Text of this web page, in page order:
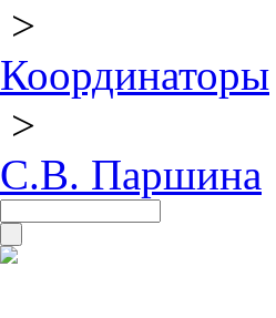
>
Координаторы
>
С.В. Паршина